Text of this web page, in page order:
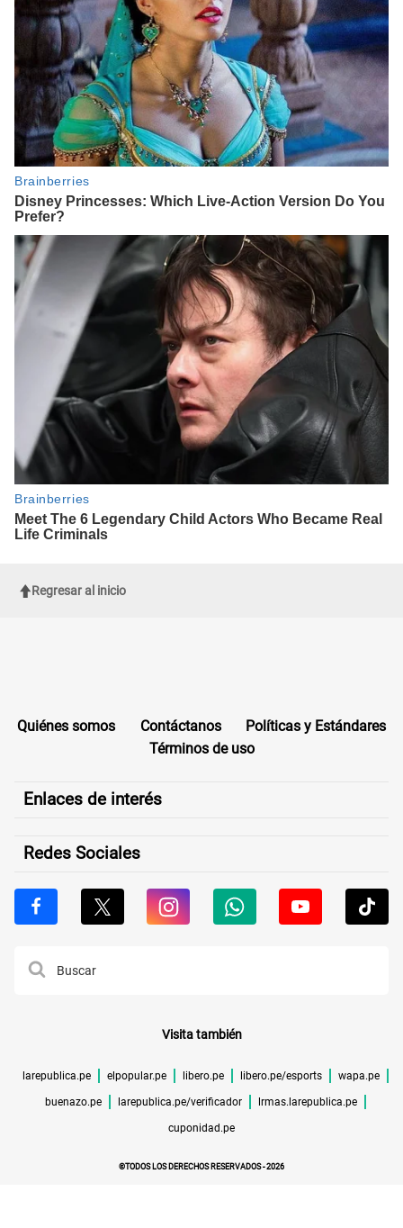
Regresar al inicio
Quiénes somos Contáctanos
Políticas y Estándares
Términos de uso
Enlaces de interés
Redes Sociales
Visita también
larepublica.pe elpopular.pe libero.pe libero.pe/esports wapa.pe
buenazo.pe larepublica.pe/verificador lrmas.larepublica.pe
cuponidad.pe
©TODOS LOS DERECHOS RESERVADOS -2026